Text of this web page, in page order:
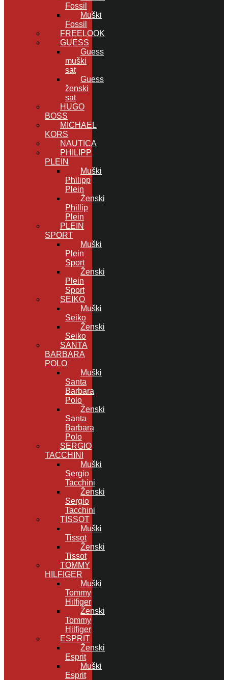
Fossil
Muški
Fossil
FREELOOK
GUESS
Guess
muški
sat
Guess
ženski
sat
HUGO
BOSS
MICHAEL
KORS
NAUTICA
PHILIPP
PLEIN
Muški
Philipp
Plein
Ženski
Phillip
Plein
PLEIN
SPORT
Muški
Plein
Sport
Ženski
Plein
Sport
SEIKO
Muški
Seiko
Ženski
Seiko
SANTA
BARBARA
POLO
Muški
Santa
Barbara
Polo
Ženski
Santa
Barbara
Polo
SERGIO
TACCHINI
Muški
Sergio
Tacchini
Ženski
Sergio
Tacchini
TISSOT
Muški
Tissot
Ženski
Tissot
TOMMY
HILFIGER
Muški
Tommy
Hilfiger
Ženski
Tommy
Hilfiger
ESPRIT
Ženski
Esprit
Muški
Esprit